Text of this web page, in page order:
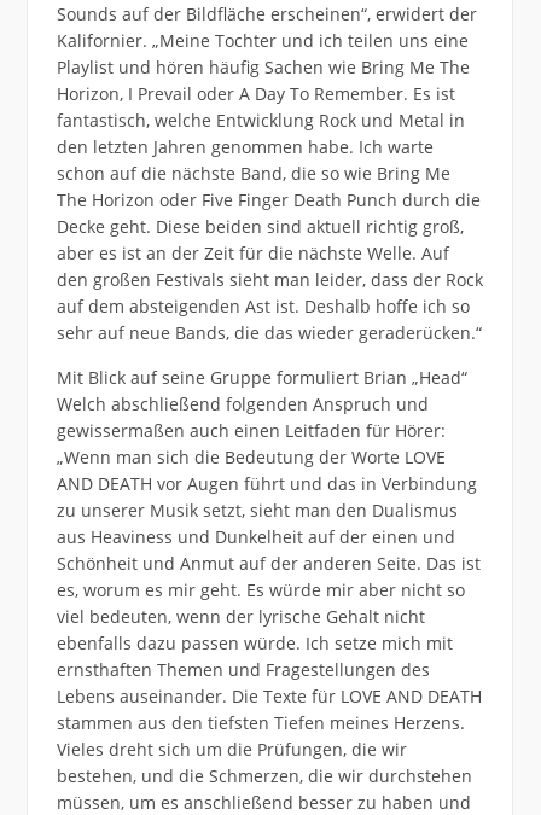
Sounds auf der Bildfläche erscheinen“, erwidert der
Kalifornier. „Meine Tochter und ich teilen uns eine
Playlist und hören häufig Sachen wie Bring Me The
Horizon, I Prevail oder A Day To Remember. Es ist
fantastisch, welche Entwicklung Rock und Metal in
den letzten Jahren genommen habe. Ich warte
schon auf die nächste Band, die so wie Bring Me
The Horizon oder Five Finger Death Punch durch die
Decke geht. Diese beiden sind aktuell richtig groß,
aber es ist an der Zeit für die nächste Welle. Auf
den großen Festivals sieht man leider, dass der Rock
auf dem absteigenden Ast ist. Deshalb hoffe ich so
sehr auf neue Bands, die das wieder geraderücken.“
Mit Blick auf seine Gruppe formuliert Brian „Head“
Welch abschließend folgenden Anspruch und
gewissermaßen auch einen Leitfaden für Hörer:
„Wenn man sich die Bedeutung der Worte LOVE
AND DEATH vor Augen führt und das in Verbindung
zu unserer Musik setzt, sieht man den Dualismus
aus Heaviness und Dunkelheit auf der einen und
Schönheit und Anmut auf der anderen Seite. Das ist
es, worum es mir geht. Es würde mir aber nicht so
viel bedeuten, wenn der lyrische Gehalt nicht
ebenfalls dazu passen würde. Ich setze mich mit
ernsthaften Themen und Fragestellungen des
Lebens auseinander. Die Texte für LOVE AND DEATH
stammen aus den tiefsten Tiefen meines Herzens.
Vieles dreht sich um die Prüfungen, die wir
bestehen, und die Schmerzen, die wir durchstehen
müssen, um es anschließend besser zu haben und